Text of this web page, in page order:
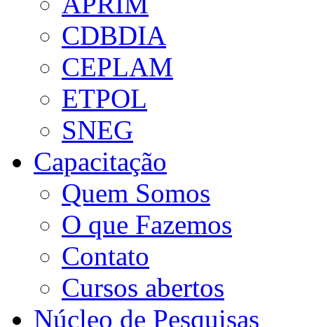
CDBDIA
CEPLAM
ETPOL
SNEG
Capacitação
Quem Somos
O que Fazemos
Contato
Cursos abertos
Núcleo de Pesquisas